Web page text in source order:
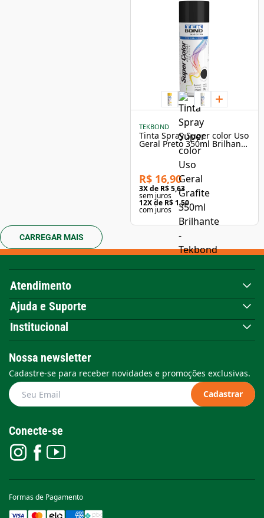
TEKBOND
Tinta Spray Super color Uso
Geral Preto 350ml Brilhante
R$ 16,90
3X de R$ 5,63
sem juros
12X de R$ 1,50
com juros
CARREGAR MAIS
Atendimento
Ajuda e Suporte
Institucional
Nossa newsletter
Cadastre-se para receber novidades e promoções exclusivas.
Cadastrar
Conecte-se
Formas de Pagamento